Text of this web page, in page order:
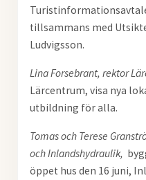
tillsammans med
Ludvigsson.
Lina Forsebrant, rektor
Lärcentrum, visa nya
utbildning för alla.
Tomas och Terese
och Inlandshydraulik,
öppet hus den 16 juni,